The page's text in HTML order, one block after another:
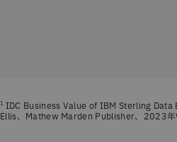
1 IDC Business Value of IBM Sterling Data
Ellis、Mathew Marden Publisher、2023年